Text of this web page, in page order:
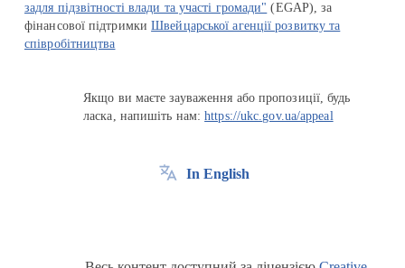
задля підзвітності влади та участі громади" (EGAP), за
фінансової підтримкиШвейцарської агенції розвитку та
співробітництва
Якщо ви маєте зауваження або пропозиції, будь
ласка, напишіть нам:https://ukc.gov.ua/appeal
In English